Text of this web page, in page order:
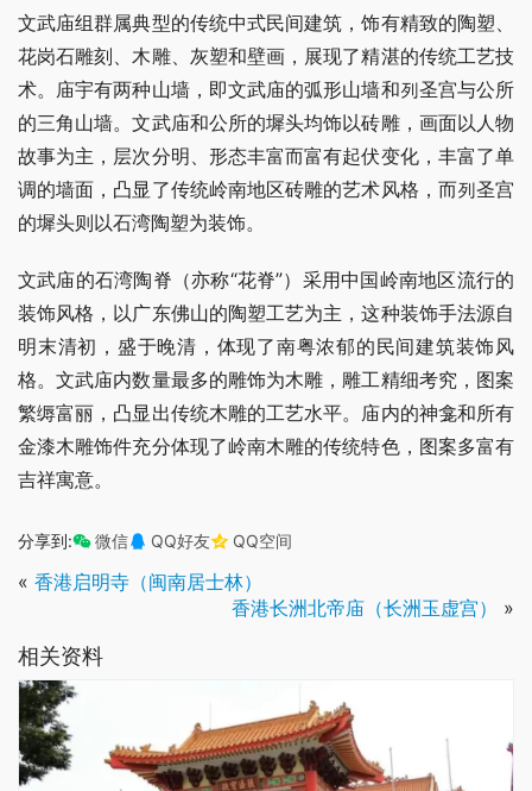
文武庙组群属典型的传统中式民间建筑，饰有精致的陶塑、
花岗石雕刻、木雕、灰塑和壁画，展现了精湛的传统工艺技
术。庙宇有两种山墙，即文武庙的弧形山墙和列圣宫与公所
的三角山墙。文武庙和公所的墀头均饰以砖雕，画面以人物
故事为主，层次分明、形态丰富而富有起伏变化，丰富了单
调的墙面，凸显了传统岭南地区砖雕的艺术风格，而列圣宫
的墀头则以石湾陶塑为装饰。
文武庙的石湾陶脊（亦称“花脊”）采用中国岭南地区流行的
装饰风格，以广东佛山的陶塑工艺为主，这种装饰手法源自
明末清初，盛于晚清，体现了南粤浓郁的民间建筑装饰风
格。文武庙内数量最多的雕饰为木雕，雕工精细考究，图案
繁缛富丽，凸显出传统木雕的工艺水平。庙内的神龛和所有
金漆木雕饰件充分体现了岭南木雕的传统特色，图案多富有
吉祥寓意。
分享到: 微信 QQ好友 QQ空间
« 香港启明寺（闽南居士林）
香港长洲北帝庙（长洲玉虚宫）
»
相关资料